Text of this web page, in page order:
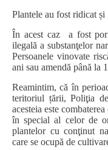
Plantele au fost ridicat și
În acest caz
a fost
ilegală a substanţelor
Persoanele vinovate
ani sau amendă până la
Reamintim, că în
teritoriul țării, Poliţia
acesteia este
în special al celor de
plantelor cu conţinut
care se ocupă de